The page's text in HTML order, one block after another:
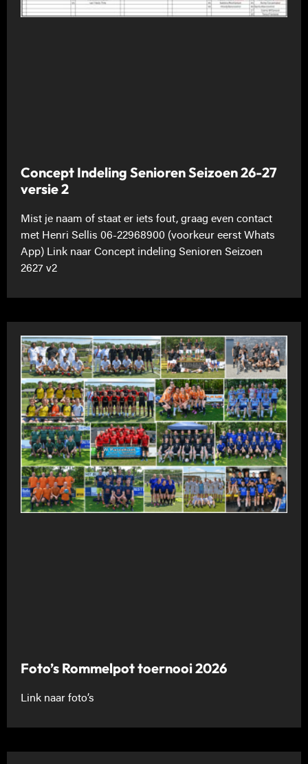
Concept Indeling Senioren Seizoen 26-27
versie 2
Mist je naam of staat er iets fout, graag even contact
met Henri Sellis 06-22968900 (voorkeur eerst Whats
App) Link naar Concept indeling Senioren Seizoen
2627 v2
Foto’s Rommelpot toernooi 2026
Link naar foto’s